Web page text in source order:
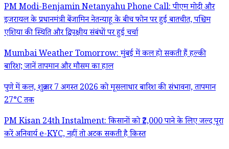
PM Modi-Benjamin Netanyahu Phone Call: पीएम मोदी और
इजरायल के प्रधानमंत्री बेंजामिन नेतन्याहू के बीच फोन पर हुई बातचीत, पश्चिम
एशिया की स्थिति और द्विपक्षीय संबंधों पर हुई चर्चा
Mumbai Weather Tomorrow: मुंबई में कल हो सकती हैं हल्की
बारिश; जानें तापमान और मौसम का हाल
पुणे में कल, शुक्रवार 7 अगस्त 2026 को मूसलाधार बारिश की संभावना, तापमान
27°C तक
PM Kisan 24th Instalment: किसानों को ₹2,000 पाने के लिए जल्द पूरा
करें अनिवार्य e-KYC, नहीं तो अटक सकती है किस्त